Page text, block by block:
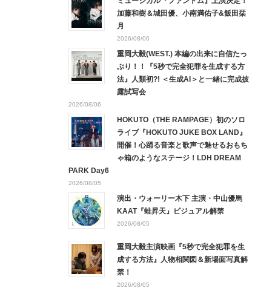
加藤和樹＆城田優、小南満佑子&飯田栞
月
2026/08/06
重岡大毅(WEST.) 本編の出来に自信たっ
ぷり！！『5秒で完全犯罪を生成する方
法』人類初?! ＜生成AI＞と一緒に完成披
露試写会
2026/08/06
HOKUTO（THE RAMPAGE）初のソロ
ライブ『HOKUTO JUKE BOX LAND』
開催！心踊る音楽と歌声で魅せるおもち
ゃ箱のようなステージ！LDH DREAM
PARK Day6
2026/08/05
演出・ウォーリー木下 主演・中山優馬
KAAT『蛙昇天』ビジュアル解禁
2026/08/05
重岡大毅主演映画『5秒で完全犯罪を生
成する方法』人物相関図＆新場面写真解
禁！
2026/08/05